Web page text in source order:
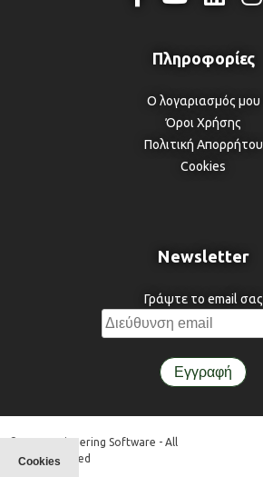
Ο λογαριασμός μου
Όροι Χρήσης
Πολιτική Απορρήτου
Cookies
Newsletter
Γράψτε το email σας
© 3DR Engineering Software - All
Rights Reserved
Cookies